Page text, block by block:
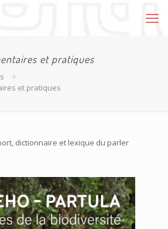
et pratiques
et pratiques
dictionnaire et lexique du parler